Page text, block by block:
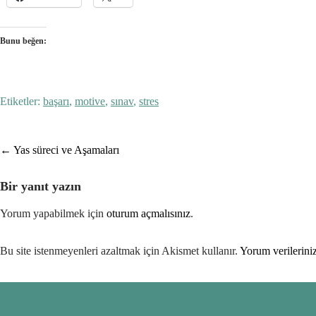
Bunu beğen:
Etiketler: başarı, motive, sınav, stres
Post
navigation
← Yas süreci ve Aşamaları
Bir yanıt yazın
Yorum yapabilmek için oturum açmalısınız.
Bu site istenmeyenleri azaltmak için Akismet kullanır. Yorum